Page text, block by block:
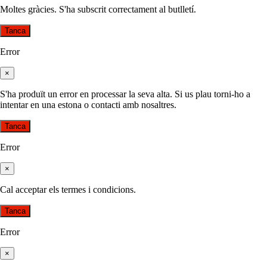
Moltes gràcies. S'ha subscrit correctament al butlletí.
Tanca
Error
×
S'ha produït un error en processar la seva alta. Si us plau torni-ho a
intentar en una estona o contacti amb nosaltres.
Tanca
Error
×
Cal acceptar els termes i condicions.
Tanca
Error
×